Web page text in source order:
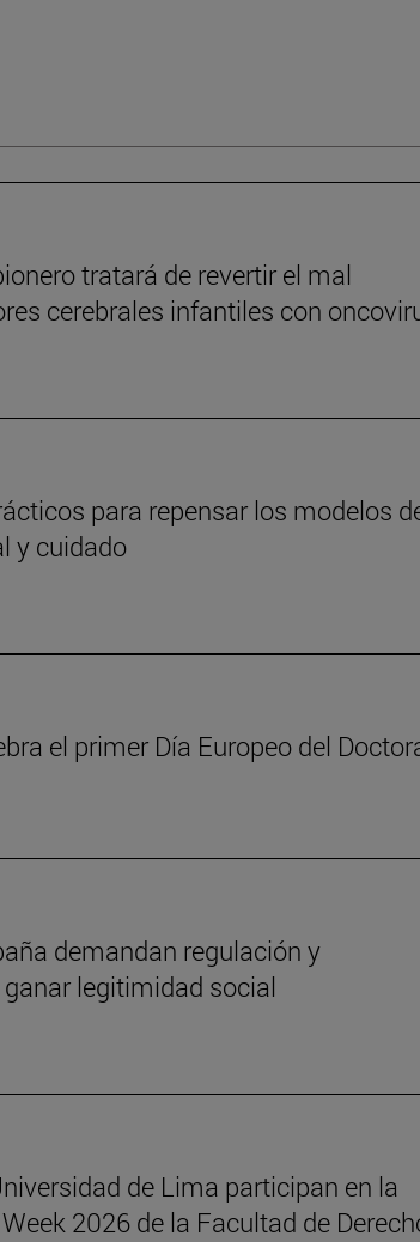
tratará de revertir el mal
cerebrales infantiles con
para repensar los modelos
y cuidado
el primer Día Europeo del
demandan regulación y
legitimidad social
de Lima participan en la
2026 de la Facultad de